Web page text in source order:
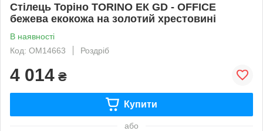
Стілець Торіно TORINO ЕК GD - OFFICE
бежева екокожа на золотий хрестовині
В наявності
Код: ОМ14663
Роздріб
4 014 ₴
Купити
або